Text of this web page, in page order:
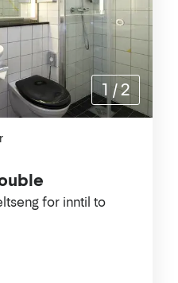
for inntil to
1 /2